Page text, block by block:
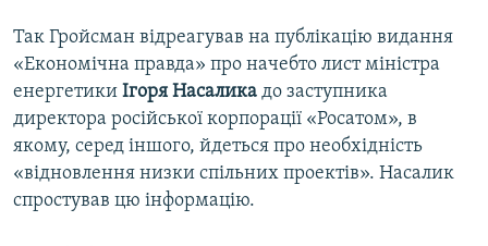
Так Гройсман відреагував на публікацію видання
«Економічна правда» про начебто лист міністра
енергетики Ігоря Насалика до заступника
директора російської корпорації «Росатом», в
якому, серед іншого, йдеться про необхідність
«відновлення низки спільних проектів». Насалик
спростував цю інформацію.